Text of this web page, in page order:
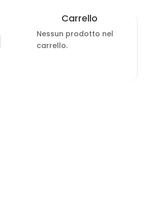
Carrello
Nessun prodotto nel
carrello.